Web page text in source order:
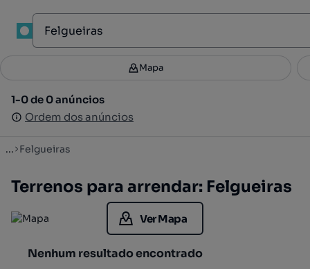
Filtros 3
1-0 de 0 anúncios
Ordem dos anúncios
Mapa
1-0 de 0 anúncios
Ordem dos anúncios
... Felgueiras
Terrenos para arrendar: Felgueiras
Ver Mapa
Nenhum resultado encontrado